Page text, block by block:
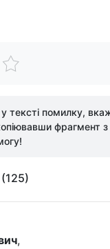
тексті помилку,
фрагмент
,